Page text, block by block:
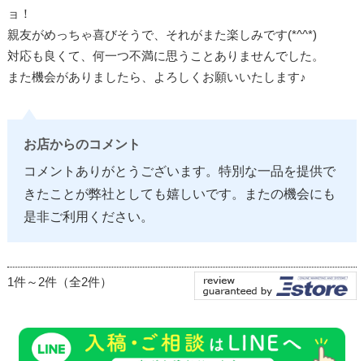
ョ！
親友がめっちゃ喜びそうで、それがまた楽しみです(*^^*)
対応も良くて、何一つ不満に思うことありませんでした。
また機会がありましたら、よろしくお願いいたします♪
お店からのコメント
コメントありがとうございます。特別な一品を提供で
きたことが弊社としても嬉しいです。またの機会にも
是非ご利用ください。
1件～2件（全2件）